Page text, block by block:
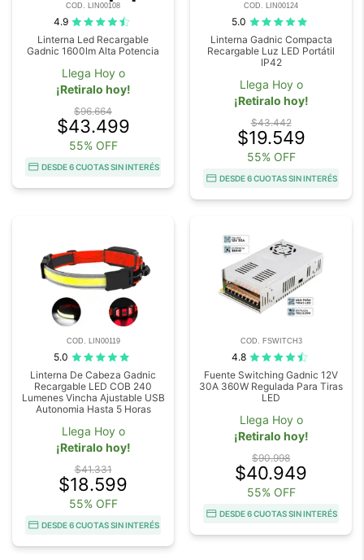
COD. LIN00108
4.9
Linterna Led Recargable
Gadnic 1600lm Alta Potencia
Llega Hoy o
¡Retiralo hoy!
$96.664
$43.499
55% OFF
DESDE 6 CUOTAS SIN INTERÉS
COD. LIN00124
5.0
Linterna Gadnic Compacta
Recargable Luz LED Portátil
IP42
Llega Hoy o
¡Retiralo hoy!
$43.442
$19.549
55% OFF
DESDE 6 CUOTAS SIN INTERÉS
COD. LIN00119
5.0
Linterna De Cabeza Gadnic
Recargable LED COB 240
Lumenes Vincha Ajustable USB
Autonomia Hasta 5 Horas
Llega Hoy o
¡Retiralo hoy!
$41.331
$18.599
55% OFF
DESDE 6 CUOTAS SIN INTERÉS
COD. FSWITCH3
4.8
Fuente Switching Gadnic 12V
30A 360W Regulada Para Tiras
LED
Llega Hoy o
¡Retiralo hoy!
$90.998
$40.949
55% OFF
DESDE 6 CUOTAS SIN INTERÉS